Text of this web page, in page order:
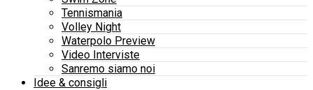
Tennismania
Volley Night
Waterpolo Preview
Video Interviste
Sanremo siamo noi
Idee & consigli